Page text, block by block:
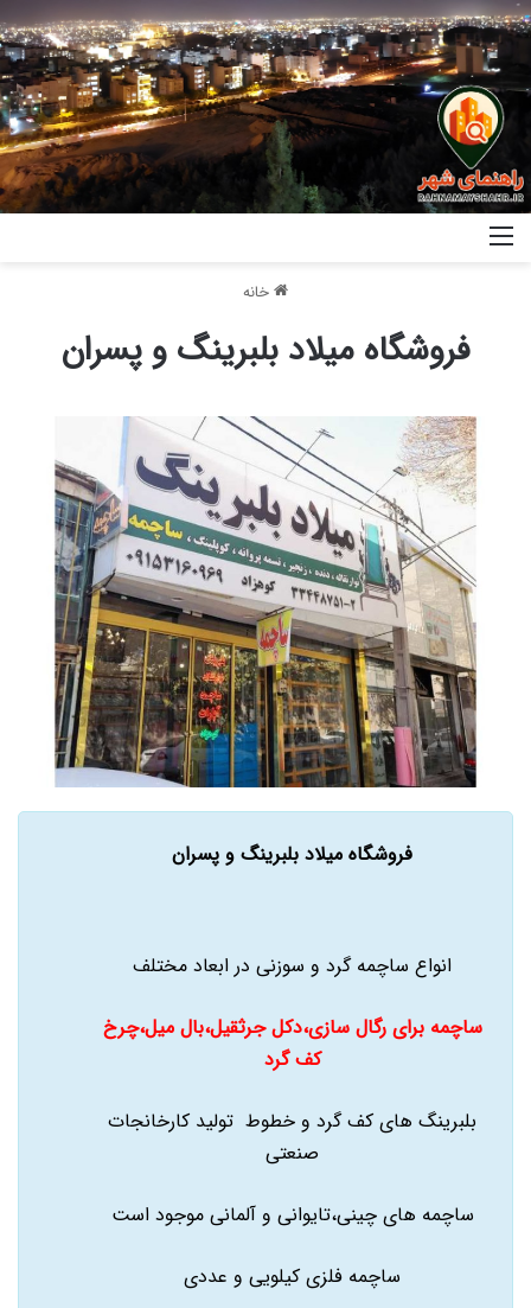
خانه
فروشگاه میلاد بلبرینگ و پسران
فروشگاه میلاد بلبرینگ و پسران
انواع ساچمه گرد و سوزنی در ابعاد مختلف
ساچمه برای رگال سازی،دکل جرثقیل،بال میل،چرخ
کف گرد
بلبرینگ های کف گرد و خطوط تولید کارخانجات
صنعتی
ساچمه های چینی،تایوانی و آلمانی موجود است
ساچمه فلزی کیلویی و عددی